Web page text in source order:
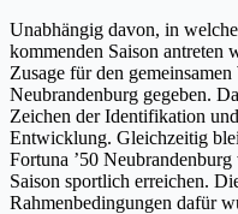
Unabhängig davon, in
kommenden Saison antreten
Zusage für den
Neubrandenburg gegeben.
Zeichen der Identifikation
Entwicklung. Gleichzeitig
Fortuna ’50
Saison sportlich erreichen.
Rahmenbedingungen dafür